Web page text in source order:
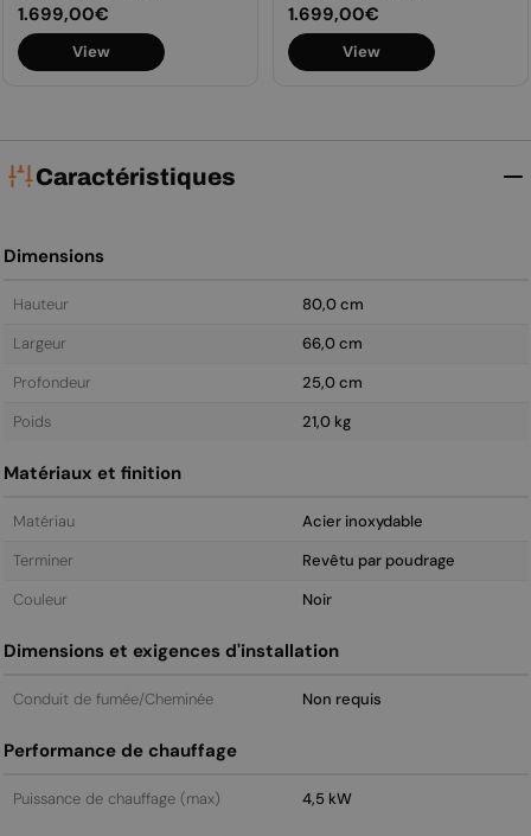
Prix
régulier
1.699,00€
View
Prix
régulier
1.699,00€
View
Caractéristiques
Dimensions
Hauteur
80,0 cm
Largeur
66,0 cm
Profondeur
25,0 cm
Poids
21,0 kg
Matériaux et finition
Matériau
Acier inoxydable
Terminer
Revêtu par poudrage
Couleur
Noir
Dimensions et exigences d'installation
Conduit de fumée/Cheminée Non requis
Performance de chauffage
Puissance de chauffage (max) 4,5 kW